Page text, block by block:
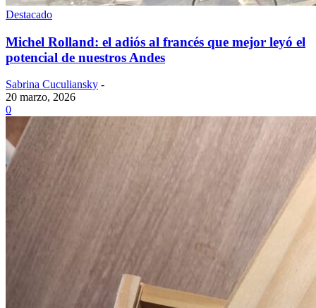
Destacado
Michel Rolland: el adiós al francés que mejor leyó el
potencial de nuestros Andes
Sabrina Cuculiansky -
20 marzo, 2026
0